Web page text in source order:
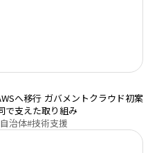
へ移行 ガバメントクラウド初案
で支えた取り組み
治体#技術支援